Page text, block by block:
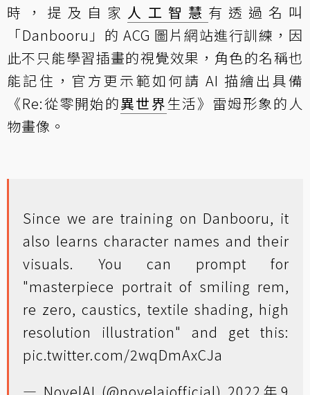
時，提及自家 人工智慧 有透過名叫
「Danbooru」的 ACG 圖片網站進行訓練，因
此不只能學習插畫的視覺效果，角色的名稱也
能記住，官方更示範如何請 AI 描繪出具備
《Re:從零開始的異世界生活》雷姆形象的人
物畫像。
Since we are training on Danbooru, it
also learns character names and their
visuals. You can prompt for
"masterpiece portrait of smiling rem,
re zero, caustics, textile shading, high
resolution illustration" and get this:
pic.twitter.com/2wqDmAxCJa